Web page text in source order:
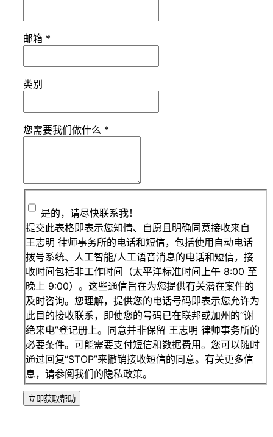
邮箱 *
类别
您需要我们做什么 *
是的，请尽快联系我！
提交此表格即表示您知情、自愿且明确同意接收来自
王志明 律师事务所的电话和短信，包括使用自动电话
拨号系统、人工智能/人工语音消息的电话和短信，接
收时间包括非工作时间（太平洋标准时间上午 8:00 至
晚上 9:00）。这些通信旨在为您提供有关潜在案件的
及时咨询。您理解，提供您的电话号码即表示您允许为
此目的接收联系，即使您的号码已在联邦或加州的“谢
绝来电”登记册上。同意并非保留 王志明 律师事务所的
必要条件。可能需要支付短信和数据费用。您可以随时
通过回复“STOP”来撤销接收短信的同意。有关更多信
息，请参阅我们的隐私政策。
立即获取帮助